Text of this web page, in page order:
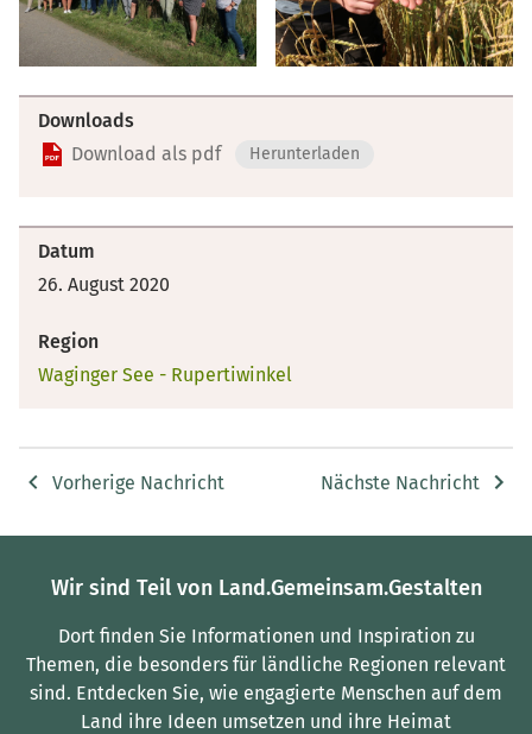
Downloads
Download als pdf
Herunterladen
Datum
26. August 2020
Region
Waginger See - Rupertiwinkel
Vorherige Nachricht Nächste Nachricht
Wir sind Teil von Land.Gemeinsam.Gestalten
Dort finden Sie Informationen und Inspiration zu
Themen, die besonders für ländliche Regionen relevant
sind. Entdecken Sie, wie engagierte Menschen auf dem
Land ihre Ideen umsetzen und ihre Heimat